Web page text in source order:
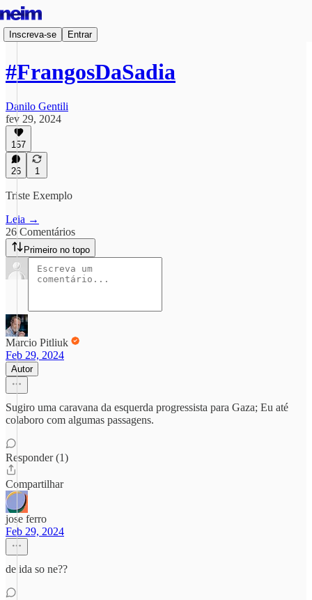
Inscreva-se Entrar
#FrangosDaSadia
Danilo Gentili
fev 29, 2024
157
26 1
Triste Exemplo
Leia →
26 Comentários
Primeiro no topo
Marcio Pitliuk
Feb 29, 2024
Autor
Sugiro uma caravana da esquerda progressista para Gaza; Eu até
colaboro com algumas passagens.
Responder (1)
Compartilhar
jose ferro
Feb 29, 2024
de ida so ne??